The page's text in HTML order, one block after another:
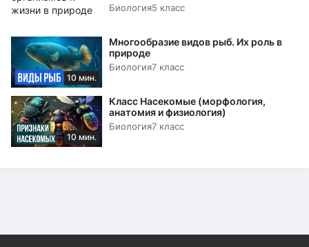
Биология5 класс
10 мин.
Многообразие видов рыб. Их роль в
природе
Биология7 класс
10 мин.
Класс Насекомые (морфология,
анатомия и физиология)
Биология7 класс